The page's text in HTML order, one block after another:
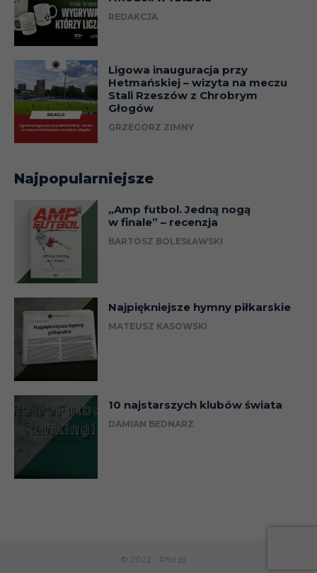
REDAKCJA
Ligowa inauguracja przy
Hetmańskiej – wizyta na meczu
Stali Rzeszów z Chrobrym
Głogów
GRZEGORZ ZIMNY
Najpopularniejsze
„Amp futbol. Jedną nogą
w finale” – recenzja
BARTOSZ BOLESŁAWSKI
Najpiękniejsze hymny piłkarskie
MATEUSZ KASOWSKI
10 najstarszych klubów świata
DAMIAN BEDNARZ
© 2022 - Rfbl.pl